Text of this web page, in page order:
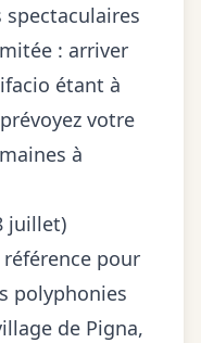
spectaculaires
: arriver
étant à
votre
à
juillet)
pour
polyphonies
de Pigna,